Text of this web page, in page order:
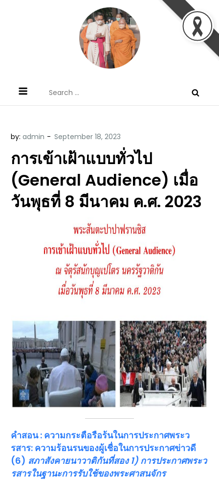
ประทานพระพรแก่พวกท่านท้งหลายเทอญ
for:
by:admin
การเข้าเฝ้าแบบทั่วไป
(General Audience) เมื่อ
วันพุธที่ 8 มีนาคม ค.ศ. 2023
คำสอน: ความกระตือรือร้นในการประกาศพระว
รสาร: ความร้อนรนของผู้เชื่อในการประกาศข่าวดี
(6) สภาสังคายนาวาติกันที่สอง 1) การประกาศพระว
รสารในฐานะการรับใช้ของพระศาสนจักร